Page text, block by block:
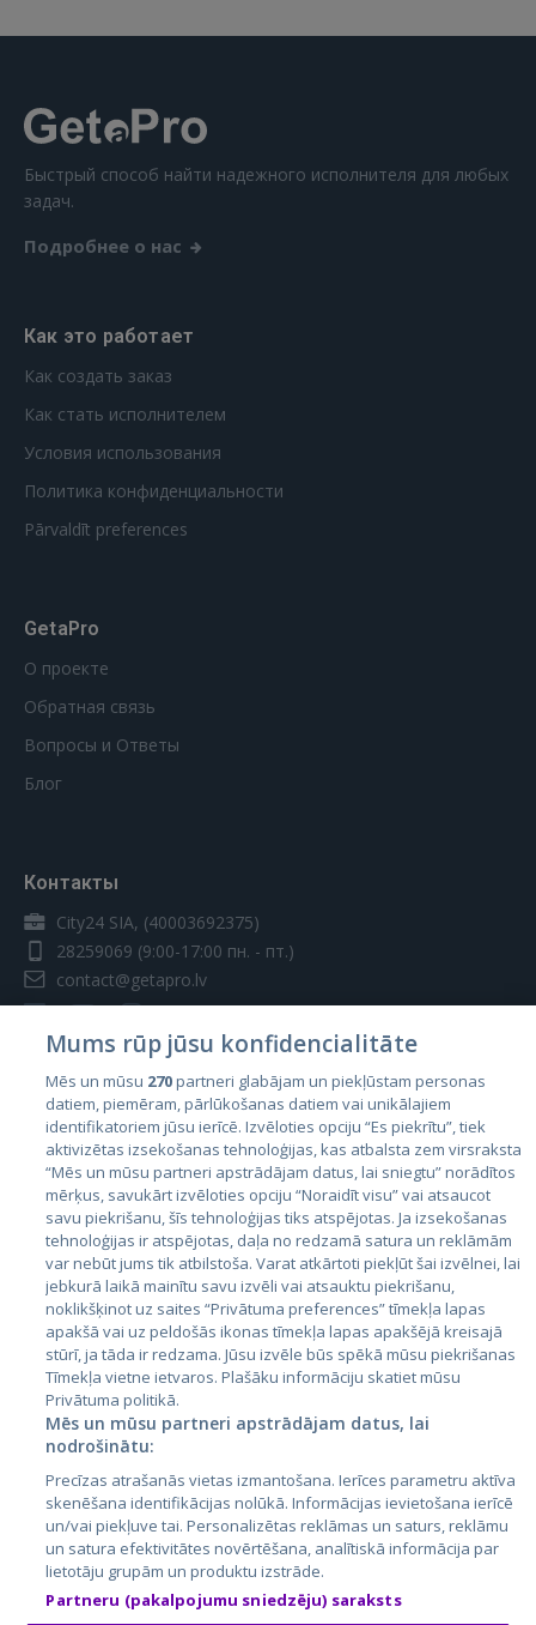
Быстрый способ найти надежного исполнителя для любых
задач.
Подробнее о нас
Как это работает
Как создать заказ
Как стать исполнителем
Условия использования
Политика конфиденциальности
Pārvaldīt preferences
GetaPro
О проекте
Обратная связь
Вопросы и Ответы
Блог
Контакты
City24 SIA, (40003692375)
28259069 (9:00-17:00 пн. - пт.)
contact@getapro.lv
Страны
Эстония
Латвия
Литва
City24.lv
City24.ee
GetaPro.lv
GetaPro.ee
Skelbiu.lt
Autoplius.lt
Kainos.lt
Paslaugos.lt
auto24.ee
KV.ee
Osta.ee
Mums rūp jūsu konfidencialitāte
Mēs un mūsu 270partneri glabājam un piekļūstam personas
datiem, piemēram, pārlūkošanas datiem vai unikālajiem
identifikatoriem jūsu ierīcē. Izvēloties opciju “Es piekrītu”, tiek
aktivizētas izsekošanas tehnoloģijas, kas atbalsta zem virsraksta
“Mēs un mūsu partneri apstrādājam datus, lai sniegtu” norādītos
mērķus, savukārt izvēloties opciju “Noraidīt visu” vai atsaucot
savu piekrišanu, šīs tehnoloģijas tiks atspējotas. Ja izsekošanas
tehnoloģijas ir atspējotas, daļa no redzamā satura un reklāmām
var nebūt jums tik atbilstoša. Varat atkārtoti piekļūt šai izvēlnei, lai
jebkurā laikā mainītu savu izvēli vai atsauktu piekrišanu,
noklikšķinot uz saites “Privātuma preferences” tīmekļa lapas
apakšā vai uz peldošās ikonas tīmekļa lapas apakšējā kreisajā
stūrī, ja tāda ir redzama. Jūsu izvēle būs spēkā mūsu piekrišanas
Tīmekļa vietne ietvaros. Plašāku informāciju skatiet mūsu
Privātuma politikā.
Mēs un mūsu partneri apstrādājam datus, lai
nodrošinātu:
Precīzas atrašanās vietas izmantošana. Ierīces parametru aktīva
skenēšana identifikācijas nolūkā. Informācijas ievietošana ierīcē
un/vai piekļuve tai. Personalizētas reklāmas un saturs, reklāmu
un satura efektivitātes novērtēšana, analītiskā informācija par
lietotāju grupām un produktu izstrāde.
Partneru (pakalpojumu sniedzēju) saraksts